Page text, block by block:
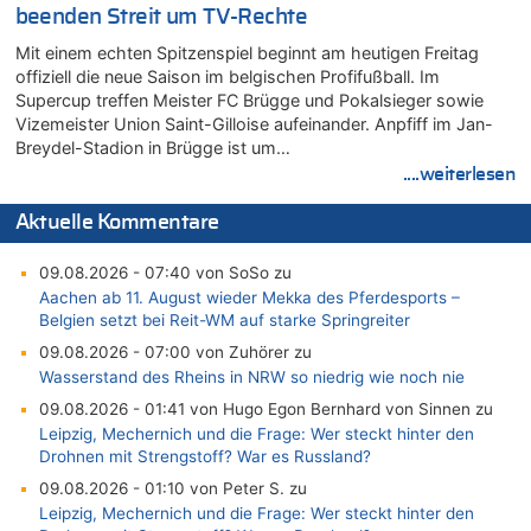
beenden Streit um TV-Rechte
Mit einem echten Spitzenspiel beginnt am heutigen Freitag
offiziell die neue Saison im belgischen Profifußball. Im
Supercup treffen Meister FC Brügge und Pokalsieger sowie
Vizemeister Union Saint-Gilloise aufeinander. Anpfiff im Jan-
Breydel-Stadion in Brügge ist um…
....weiterlesen
Aktuelle Kommentare
09.08.2026 - 07:40 von SoSo zu
Aachen ab 11. August wieder Mekka des Pferdesports –
Belgien setzt bei Reit-WM auf starke Springreiter
09.08.2026 - 07:00 von Zuhörer zu
Wasserstand des Rheins in NRW so niedrig wie noch nie
09.08.2026 - 01:41 von Hugo Egon Bernhard von Sinnen zu
Leipzig, Mechernich und die Frage: Wer steckt hinter den
Drohnen mit Strengstoff? War es Russland?
09.08.2026 - 01:10 von Peter S. zu
Leipzig, Mechernich und die Frage: Wer steckt hinter den